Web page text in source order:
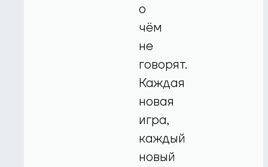
о
чём
не
говорят.
Каждая
новая
игра,
каждый
новый